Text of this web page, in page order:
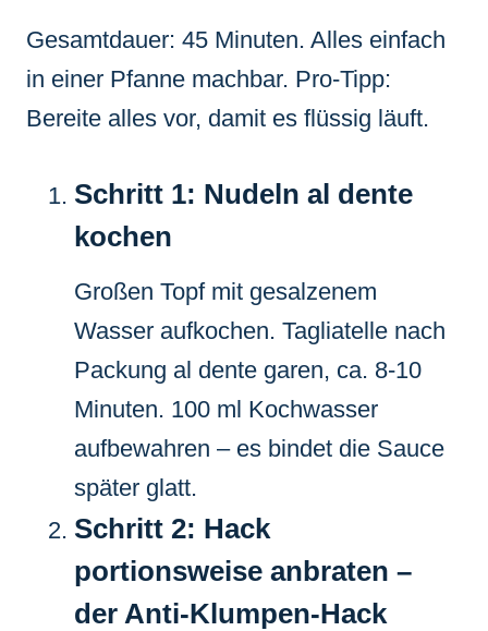
Gesamtdauer: 45 Minuten. Alles einfach
in einer Pfanne machbar. Pro-Tipp:
Bereite alles vor, damit es flüssig läuft.
Schritt 1: Nudeln al dente
kochen
Großen Topf mit gesalzenem
Wasser aufkochen. Tagliatelle nach
Packung al dente garen, ca. 8-10
Minuten. 100 ml Kochwasser
aufbewahren – es bindet die Sauce
später glatt.
Schritt 2: Hack
portionsweise anbraten –
der Anti-Klumpen-Hack